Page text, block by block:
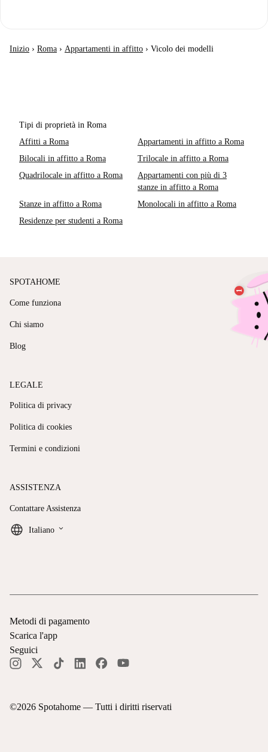
Inizio › Roma › Appartamenti in affitto › Vicolo dei modelli
Tipi di proprietà in Roma
Affitti a Roma
Appartamenti in affitto a Roma
Bilocali in affitto a Roma
Trilocale in affitto a Roma
Quadrilocale in affitto a Roma
Appartamenti con più di 3
stanze in affitto a Roma
Stanze in affitto a Roma
Monolocali in affitto a Roma
Residenze per studenti a Roma
SPOTAHOME
Come funziona
Chi siamo
Blog
LEGALE
Politica di privacy
Politica di cookies
Termini e condizioni
ASSISTENZA
Contattare Assistenza
Italiano keyboard_arrow_down
©2026 Spotahome — Tutti i diritti riservati
Metodi di pagamento
Scarica l'app
Seguici